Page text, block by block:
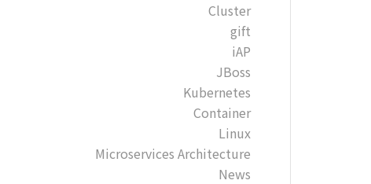
Cluster
gift
iAP
JBoss
Kubernetes
Container
Linux
Microservices Architecture
News